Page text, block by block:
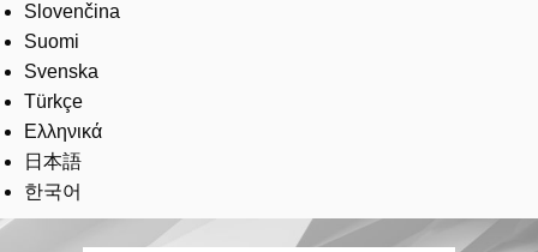
Slovenčina
Suomi
Svenska
Türkçe
Ελληνικά
日本語
한국어